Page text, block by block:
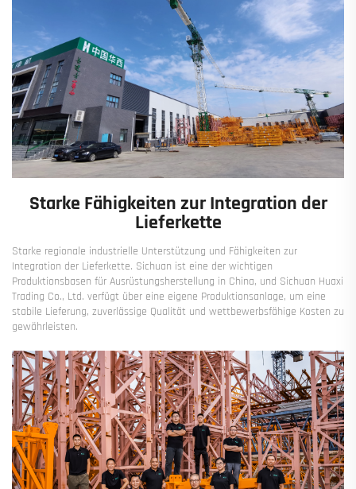
Starke Fähigkeiten zur Integration der
Lieferkette
Starke regionale industrielle Unterstützung und Fähigkeiten zur
Integration der Lieferkette. Sichuan ist eine der wichtigen
Produktionsbasen für Ausrüstungsherstellung in China, und Sichuan Huaxi
Trading Co., Ltd. verfügt über eine eigene Produktionsanlage, um eine
stabile Lieferung, zuverlässige Qualität und wettbewerbsfähige Kosten zu
gewährleisten.